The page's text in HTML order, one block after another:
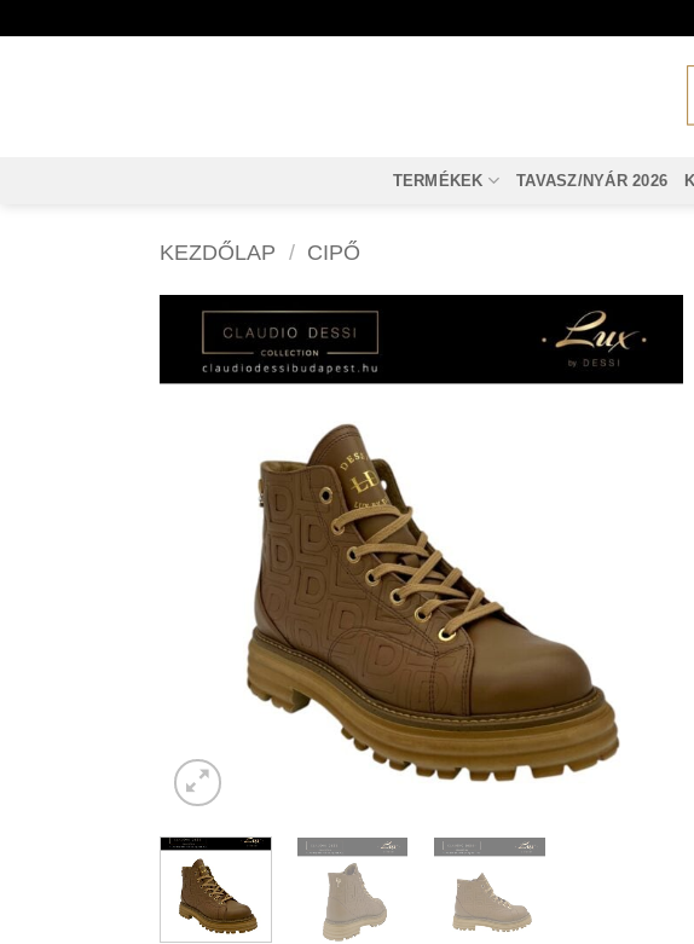
TERMÉKEK TAVASZ/NYÁR 2026
KEZDŐLAP / CIPŐ